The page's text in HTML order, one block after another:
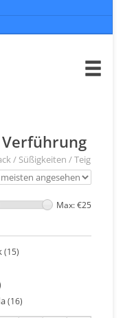
/ Süßigkeiten / Teig
Max: €25
(15)
(16)